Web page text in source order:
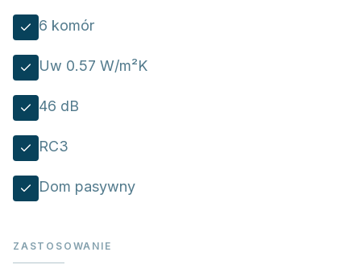
6 komór
Uw 0.57 W/m²K
46 dB
RC3
Dom pasywny
ZASTOSOWANIE